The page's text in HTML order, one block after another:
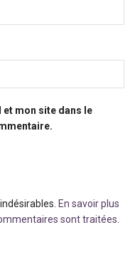
mon site dans le
En savoir plus
sont traitées.